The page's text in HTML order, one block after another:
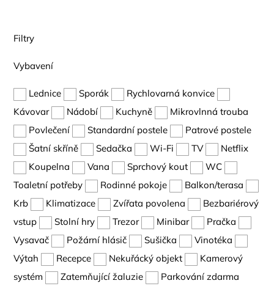
Filtry
Vybavení
Lednice Sporák
Rychlovarná konvice
Kávovar
Nádobí Kuchyně
Mikrovlnná trouba
Povlečení
Standardní postele
Patrové postele
Šatní skříně
Sedačka Wi-Fi TV
Netflix
Koupelna
Vana Sprchový kout
WC
Toaletní potřeby
Rodinné pokoje
Balkon/terasa
Krb
Klimatizace Zvířata povolena
Bezbariérový
vstup
Stolní hry Trezor Minibar
Pračka
Vysavač
Požární hlásič Sušička
Vinotéka
Výtah
Recepce Nekuřácký objekt
Kamerový
systém
Zatemňující žaluzie Parkování zdarma